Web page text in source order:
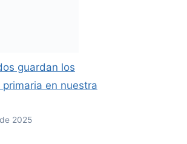
guardan los
en nuestra
2025